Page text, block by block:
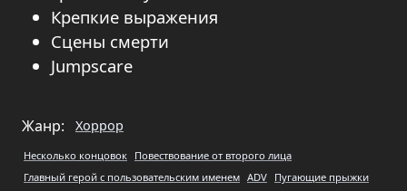
Крепкие выражения
Сцены смерти
Jumpscare
Жанр: Хоррор
Несколько концовок Повествование от второго лица
Главный герой с пользовательским именем ADV Пугающие прыжки